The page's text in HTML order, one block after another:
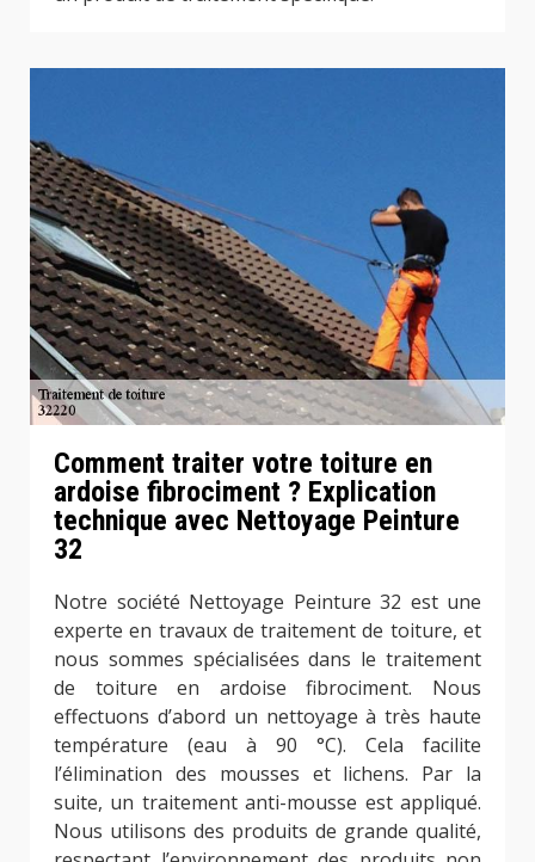
Comment traiter votre toiture en
ardoise fibrociment ? Explication
technique avec Nettoyage Peinture
32
Notre société Nettoyage Peinture 32 est une
experte en travaux de traitement de toiture, et
nous sommes spécialisées dans le traitement
de toiture en ardoise fibrociment. Nous
effectuons d’abord un nettoyage à très haute
température (eau à 90 °C). Cela facilite
l’élimination des mousses et lichens. Par la
suite, un traitement anti-mousse est appliqué.
Nous utilisons des produits de grande qualité,